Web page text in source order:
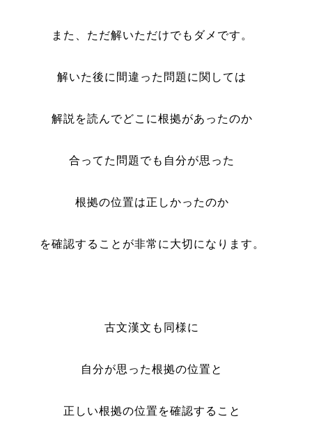
また、ただ解いただけでもダメです。
解いた後に間違った問題に関しては
解説を読んでどこに根拠があったのか
合ってた問題でも自分が思った
根拠の位置は正しかったのか
を確認することが非常に大切になります。
古文漢文も同様に
自分が思った根拠の位置と
正しい根拠の位置を確認すること